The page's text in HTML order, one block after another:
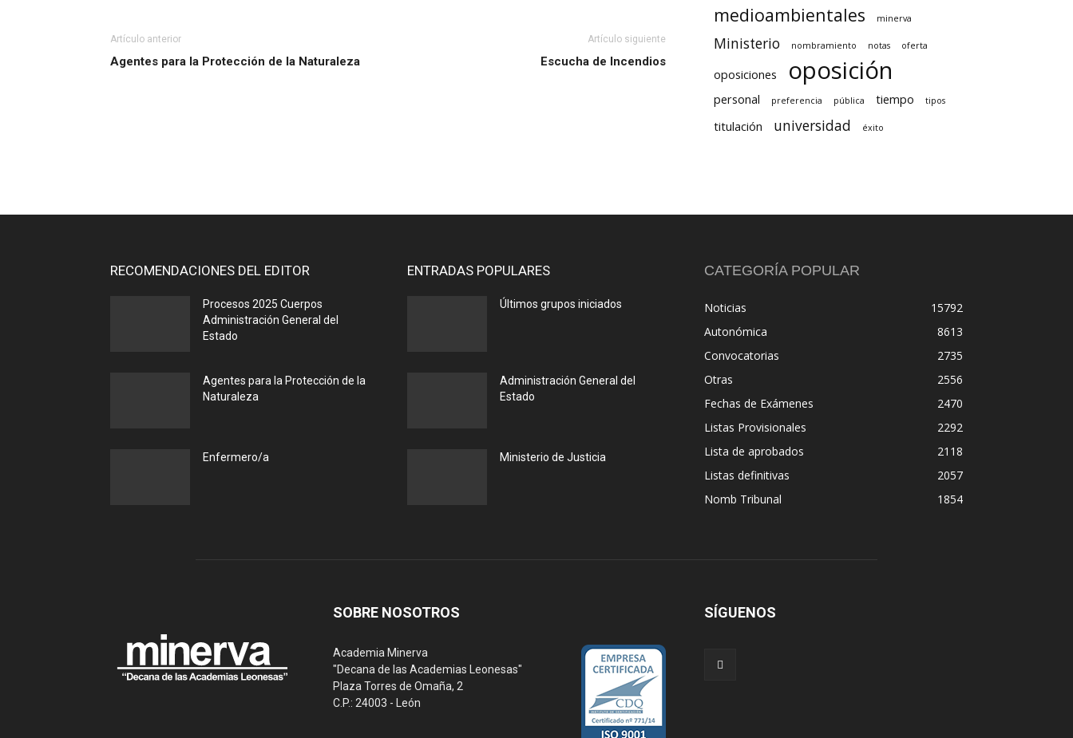
Artículo anterior
Agentes para la Protección de la Naturaleza
Artículo siguiente
Escucha de Incendios
medioambientales minerva
Ministerio nombramiento notas oferta
oposiciones oposición
personal preferencia pública tiempo tipos
titulación universidad éxito
RECOMENDACIONES DEL EDITOR
Procesos 2025 Cuerpos
Administración General del
Estado
Agentes para la Protección de la
Naturaleza
Enfermero/a
ENTRADAS POPULARES
Últimos grupos iniciados
Administración General del
Estado
Ministerio de Justicia
CATEGORÍA POPULAR
Noticias
15792
Autonómica
8613
Convocatorias
2735
Otras
2556
Fechas de Exámenes
2470
Listas Provisionales
2292
Lista de aprobados
2118
Listas definitivas
2057
Nomb Tribunal
1854
SOBRE NOSOTROS
Academia Minerva
"Decana de las Academias Leonesas"
Plaza Torres de Omaña, 2
C.P.: 24003 - León
SÍGUENOS